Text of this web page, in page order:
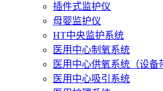
插件式监护仪
母婴监护仪
HT中央监护系统
医用中心制氧系统
医用中心供氧系统（设备
医用中心吸引系统